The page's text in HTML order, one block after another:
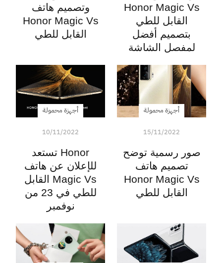
Honor Magic Vs
القابل للطي
بتصميم أفضل
لمفصل الشاشة
وتصميم هاتف
Honor Magic Vs
القابل للطي
أجهزة محمولة
15/11/2022
صور رسمية توضح
تصميم هاتف
Honor Magic Vs
القابل للطي
أجهزة محمولة
10/11/2022
Honor تستعد
للإعلان عن هاتف
Magic Vs القابل
للطي في 23 من
نوفمبر